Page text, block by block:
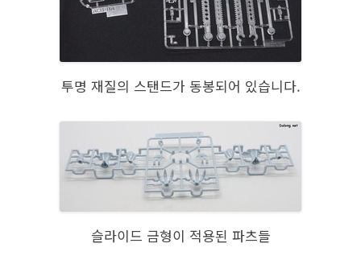
투명 재질의 스탠드가 동봉되어 있습니다.
슬라이드 금형이 적용된 파츠들